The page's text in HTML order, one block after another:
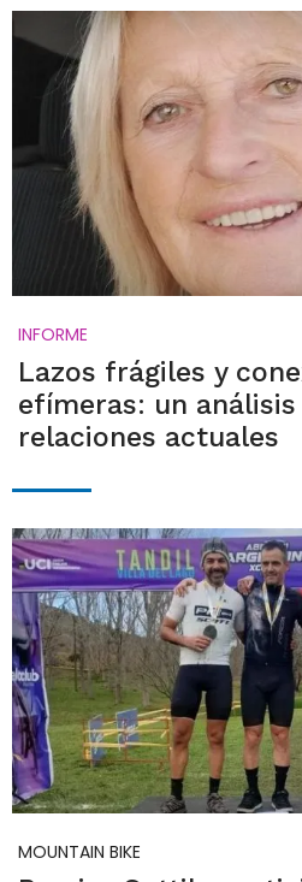
INFORME
Lazos frágiles y
efímeras: un análisis
relaciones actuales
MOUNTAIN BIKE